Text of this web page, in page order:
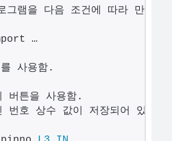
그램을 다음 조건에 따라 만들
…
를 사용함.
버튼을 사용함.
번호 상수 값이 저장되어 있음.